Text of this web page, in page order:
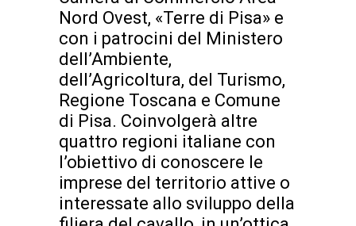
Nord Ovest, «Terre di Pisa» e
con i patrocini del Ministero
dell’Ambiente,
dell’Agricoltura, del Turismo,
Regione Toscana e Comune
di Pisa. Coinvolgerà altre
quattro regioni italiane con
l’obiettivo di conoscere le
imprese del territorio attive o
interessate allo sviluppo della